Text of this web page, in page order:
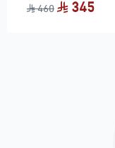
345
460